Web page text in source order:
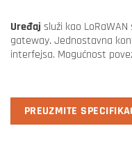
Uređaj služi kao
gateway. Jednostavna
interfejsa. Mogućnost
PREUZMITE